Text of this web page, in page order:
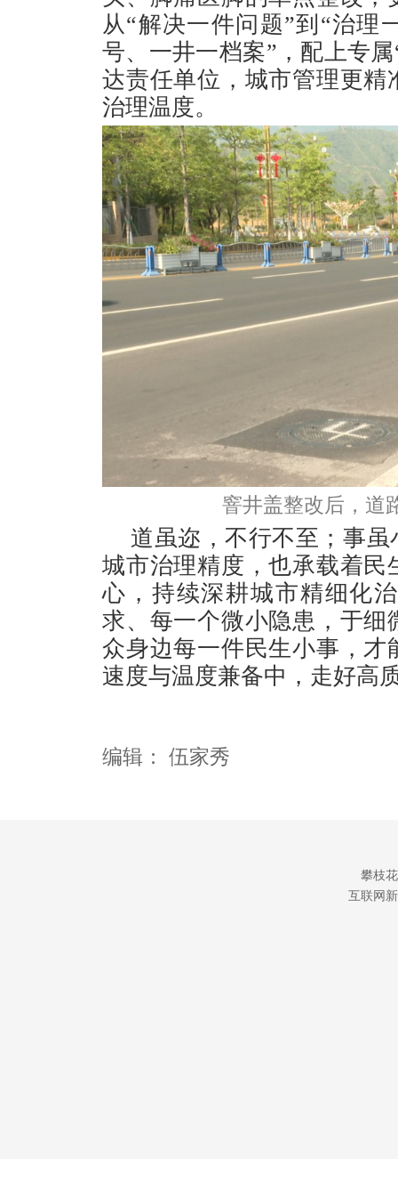
从“解决一件问题”到“治理
号、一井一档案”，配上专
达责任单位，城市管理更
治理温度。
窨井盖整改后，道
道虽迩，不行不至；事
城市治理精度，也承载着
心，持续深耕城市精细化
求、每一个微小隐患，于
众身边每一件民生小事，
速度与温度兼备中，走好高
编辑： 伍家秀
攀枝
互联网